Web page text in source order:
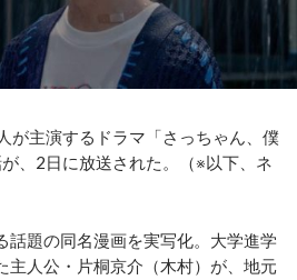
が主演するドラマ「さっちゃん、僕
、2日に放送された。（※以下、ネ
題の同名漫画を実写化。大学進学
主人公・片桐京介（木村）が、地元